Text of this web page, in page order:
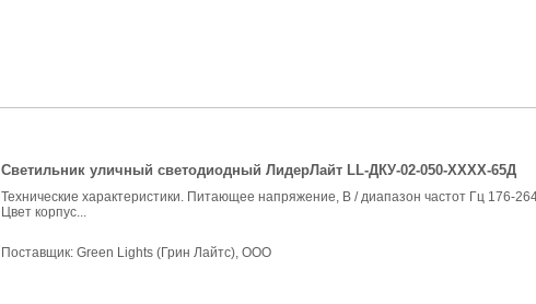
Светильник уличный светодиодный ЛидерЛайт LL-ДКУ-02-050-ХХХХ-65Д
Технические характеристики. Питающее напряжение, В / диапазон частот Гц 176-
Цвет корпус...
Поставщик: Green Lights (Грин Лайтс), ООО